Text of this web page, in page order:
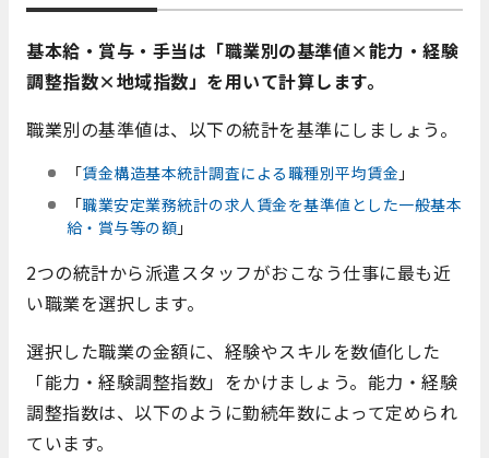
基本給・賞与・手当は「職業別の基準値×能力・経験
調整指数×地域指数」を用いて計算します。
職業別の基準値は、以下の統計を基準にしましょう。
「賃金構造基本統計調査による職種別平均賃金 」
「職業安定業務統計の求人賃金を基準値とした一般基本
給・賞与等の額 」
2つの統計から派遣スタッフがおこなう仕事に最も近
い職業を選択します。
選択した職業の金額に、経験やスキルを数値化した
「能力・経験調整指数」をかけましょう。能力・経験
調整指数は、以下のように勤続年数によって定められ
ています。